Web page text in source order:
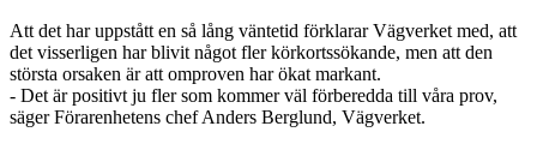
Att det har uppstått en så lång väntetid förklarar Vägverket med, att
det visserligen har blivit något fler körkortssökande, men att den
största orsaken är att omproven har ökat markant.
- Det är positivt ju fler som kommer väl förberedda till våra prov,
säger Förarenhetens chef Anders Berglund, Vägverket.